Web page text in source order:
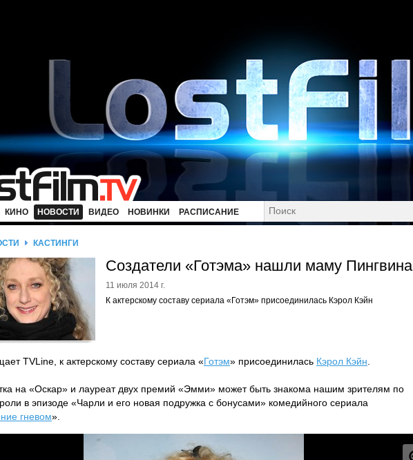
КИНО НОВОСТИ ВИДЕО НОВИНКИ РАСПИСАНИЕ
КАСТИНГИ
Создатели «Готэма» нашли маму Пингвина
11 июля 2014 г.
К актерскому составу сериала «Готэм» присоединилась Кэрол Кэйн
TVLine, к актерскому составу сериала «Готэм» присоединилась Кэрол Кэйн
на «Оскар» и лауреат двух премий «Эмми» может быть знакома нашим зрителям по
роли в эпизоде «Чарли и его новая подружка с бонусами» комедийного сериала
гневом».